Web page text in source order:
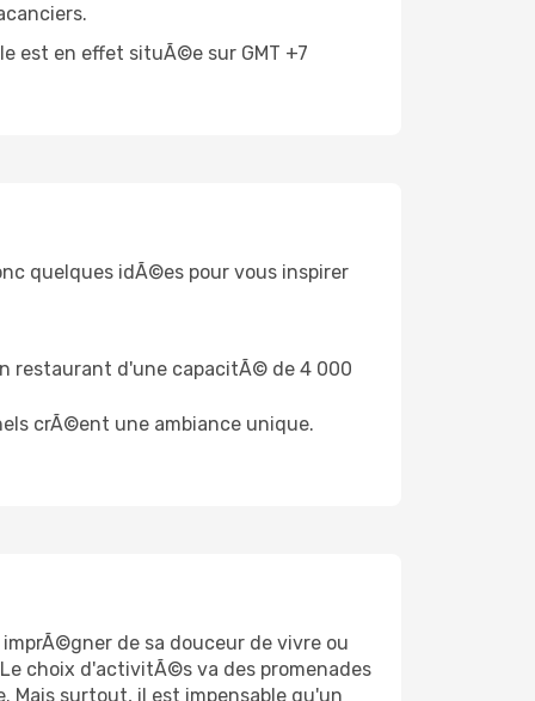
est en effet situÃ©e sur GMT +7
quelques idÃ©es pour vous inspirer
restaurant d'une capacitÃ© de 4 000
crÃ©ent une ambiance unique.
de sa douceur de vivre ou
choix d'activitÃ©s va des promenades
Mais surtout, il est impensable qu'un